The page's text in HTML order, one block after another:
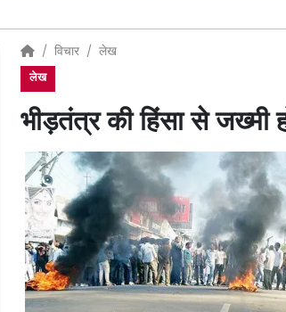
विचार लेख
लेख
भीड़तंत्र की हिंसा से जख्मी